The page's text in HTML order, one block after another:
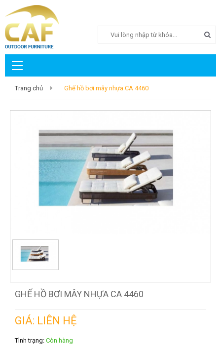
Trang chủ Ghế hồ bơi mây nhựa CA 4460
GHẾ HỒ BƠI MÂY NHỰA CA 4460
GIÁ: LIÊN HỆ
Tình trạng: Còn hàng